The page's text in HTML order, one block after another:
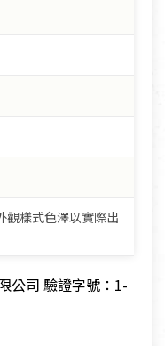
觀樣式色澤以實際出
公司 驗證字號：1-